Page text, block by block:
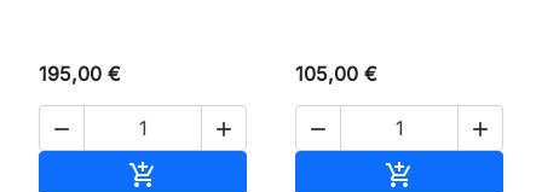
195,00 €
 

105,00 €
 
